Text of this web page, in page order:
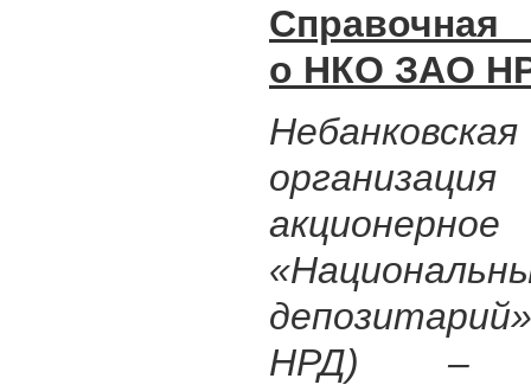
Справочная
о НКО ЗАО
НРД) –